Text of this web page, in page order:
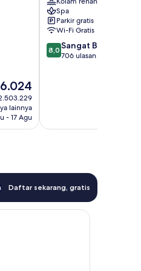
lainnya
- 17 Agu
&
Spa
-
All
Inclusive
Spa
Parkir gratis
Wi-Fi Gratis
8.0
dari
8,0 Sangat Baik
706 ulasan
Daftar sekarang, gratis